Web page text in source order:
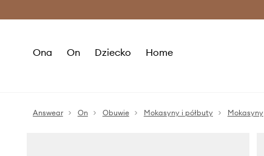
Ona On Dziecko Home
Answear On Obuwie Mokasyny i półbuty Mokasyny